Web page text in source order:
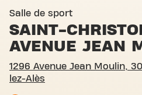
Salle de sport
SAINT-
AVENUE JEAN
1296 Avenue Jean Moulin,
lez-Alès